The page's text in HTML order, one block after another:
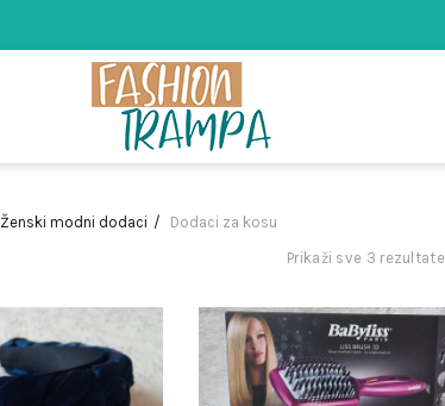
Ženski modni dodaci
Dodaci za kosu
Prikaži sve 3 rezultate